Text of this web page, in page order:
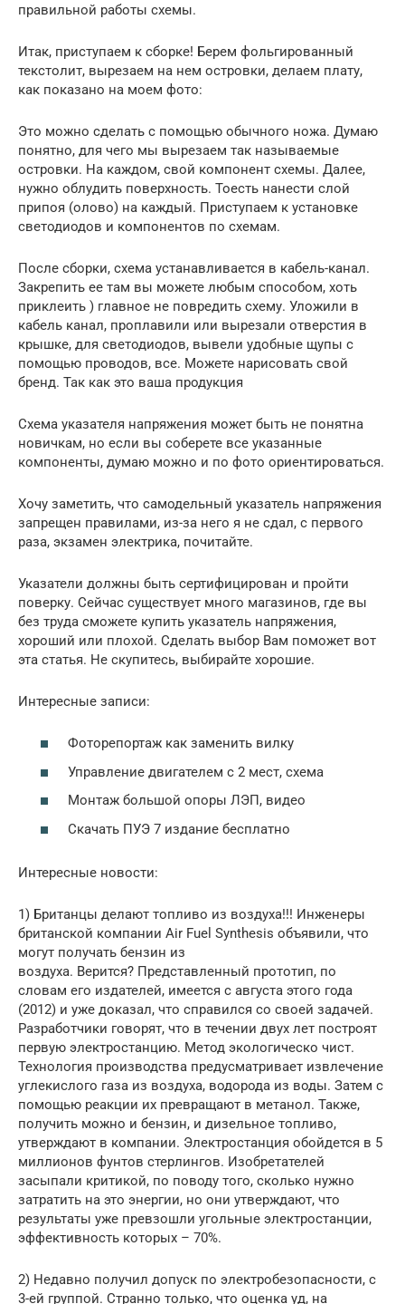
правильной работы схемы.
Итак, приступаем к сборке! Берем фольгированный
текстолит, вырезаем на нем островки, делаем плату,
как показано на моем фото:
Это можно сделать с помощью обычного ножа. Думаю
понятно, для чего мы вырезаем так называемые
островки. На каждом, свой компонент схемы. Далее,
нужно облудить поверхность. Тоесть нанести слой
припоя (олово) на каждый. Приступаем к установке
светодиодов и компонентов по схемам.
После сборки, схема устанавливается в кабель-канал.
Закрепить ее там вы можете любым способом, хоть
приклеить ) главное не повредить схему. Уложили в
кабель канал, проплавили или вырезали отверстия в
крышке, для светодиодов, вывели удобные щупы с
помощью проводов, все. Можете нарисовать свой
бренд. Так как это ваша продукция
Схема указателя напряжения может быть не понятна
новичкам, но если вы соберете все указанные
компоненты, думаю можно и по фото ориентироваться.
Хочу заметить, что самодельный указатель напряжения
запрещен правилами, из-за него я не сдал, с первого
раза, экзамен электрика, почитайте.
Указатели должны быть сертифицирован и пройти
поверку. Сейчас существует много магазинов, где вы
без труда сможете купить указатель напряжения,
хороший или плохой. Сделать выбор Вам поможет вот
эта статья. Не скупитесь, выбирайте хорошие.
Интересные записи:
Фоторепортаж как заменить вилку
Управление двигателем с 2 мест, схема
Монтаж большой опоры ЛЭП, видео
Скачать ПУЭ 7 издание бесплатно
Интересные новости:
1) Британцы делают топливо из воздуха!!! Инженеры
британской компании Air Fuel Synthesis объявили, что
могут получать бензин из
воздуха. Верится? Представленный прототип, по
словам его издателей, имеется с августа этого года
(2012) и уже доказал, что справился со своей задачей.
Разработчики говорят, что в течении двух лет построят
первую электростанцию. Метод экологическо чист.
Технология производства предусматривает извлечение
углекислого газа из воздуха, водорода из воды. Затем с
помощью реакции их превращают в метанол. Также,
получить можно и бензин, и дизельное топливо,
утверждают в компании. Электростанция обойдется в 5
миллионов фунтов стерлингов. Изобретателей
засыпали критикой, по поводу того, сколько нужно
затратить на это энергии, но они утверждают, что
результаты уже превзошли угольные электростанции,
эффективность которых – 70%.
2) Недавно получил допуск по электробезопасности, с
3-ей группой. Странно только, что оценка уд, на